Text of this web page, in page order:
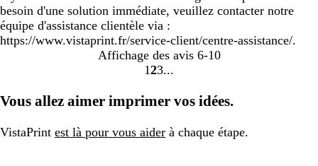
besoin d'une solution immédiate, veuillez contacter notre
équipe d'assistance clientèle via :
https://www.vistaprint.fr/service-client/centre-assistance/.
Affichage des avis 6-10
Accéder
la
1 Accéder
la
2Accéder
la
3
Vous allez aimer imprimer vos idées.
VistaPrint est là pour vous aider à chaque étape.